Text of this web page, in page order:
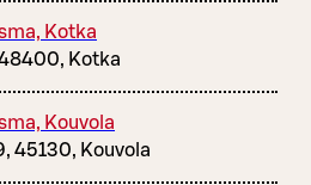
Kotka
Kotka
Kouvola
45130, Kouvola